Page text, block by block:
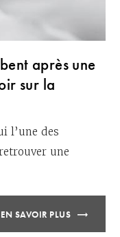
après une
sur la
l’une des
une
EN SAVOIR PLUS